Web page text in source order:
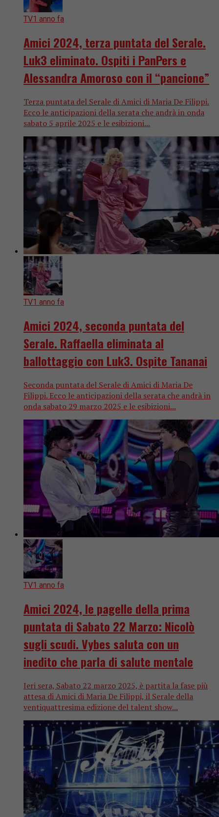
TV1 anno fa
Amici 2024, terza puntata del Serale.
Luk3 eliminato. Ospiti i PanPers e
Alessandra Amoroso con il “pancione”
Terza puntata del Serale di Amici di Maria De Filippi.
Ecco le anticipazioni della serata che andrà in onda
sabato 5 aprile 2025 e le esibizioni...
TV1 anno fa
Amici 2024, seconda puntata del
Serale. Raffaella eliminata al
ballottaggio con Luk3. Ospite Tananai
Seconda puntata del Serale di Amici di Maria De
Filippi. Ecco le anticipazioni della serata che andrà in
onda sabato 29 marzo 2025 e le esibizioni...
TV1 anno fa
Amici 2024, le pagelle della prima
puntata di Sabato 22 Marzo: Nicolò
sugli scudi. Vybes saluta con un
inedito che parla di salute mentale
Ieri sera, Sabato 22 marzo 2025, è partita la fase più
attesa di Amici di Maria De Filippi, il Serale della
ventiquattresima edizione del talent show...